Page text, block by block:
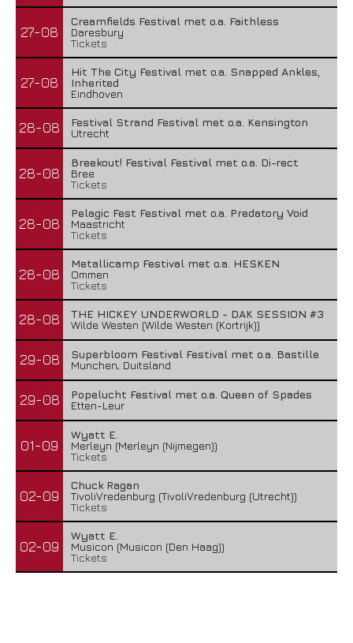
27-08
Creamfields Festival met o.a. Faithless
Daresbury
Tickets
27-08
Hit The City Festival met o.a. Snapped Ankles,
Inherited
Eindhoven
28-08
Festival Strand Festival met o.a. Kensington
Utrecht
28-08
Breekout! Festival Festival met o.a. Di-rect
Bree
Tickets
28-08
Pelagic Fest Festival met o.a. Predatory Void
Maastricht
Tickets
28-08
Metallicamp Festival met o.a. HESKEN
Ommen
Tickets
28-08
THE HICKEY UNDERWORLD - DAK SESSION #3
Wilde Westen (Wilde Westen (Kortrijk))
29-08
Superbloom Festival Festival met o.a. Bastille
Munchen, Duitsland
29-08
Popelucht Festival met o.a. Queen of Spades
Etten-Leur
01-09
Wyatt E.
Merleyn (Merleyn (Nijmegen))
Tickets
02-09
Chuck Ragan
TivoliVredenburg (TivoliVredenburg (Utrecht))
Tickets
02-09
Wyatt E.
Musicon (Musicon (Den Haag))
Tickets